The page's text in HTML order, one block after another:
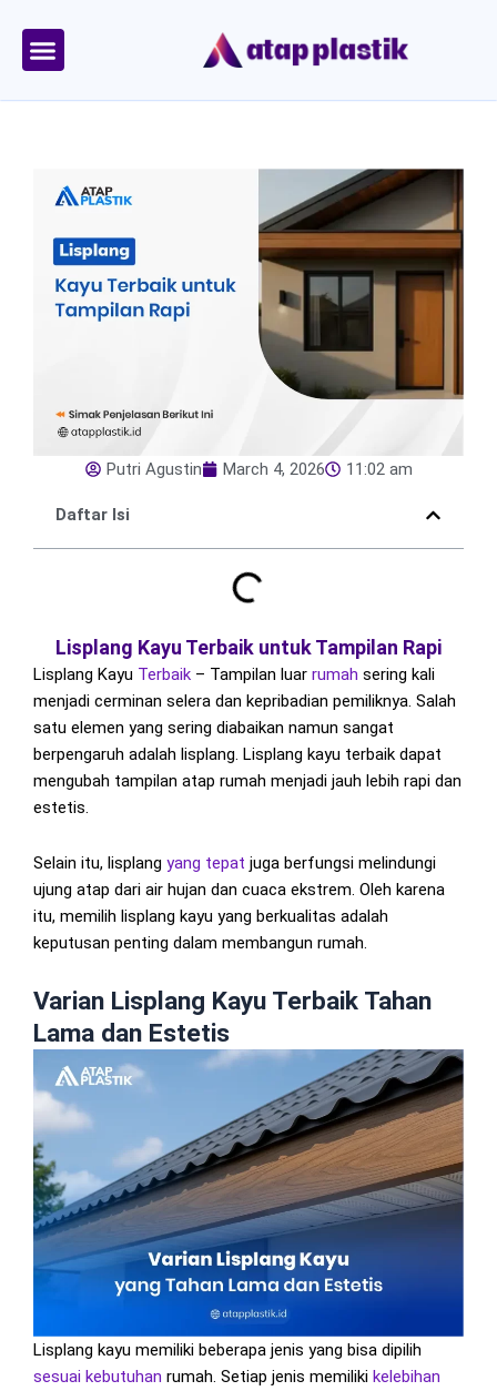
content
Putri Agustin March 4, 2026 11:02 am
Daftar Isi
Lisplang Kayu Terbaik untuk Tampilan Rapi
Lisplang Kayu Terbaik – Tampilan luar rumah sering kali
menjadi cerminan selera dan kepribadian pemiliknya. Salah
satu elemen yang sering diabaikan namun sangat
berpengaruh adalah lisplang. Lisplang kayu terbaik dapat
mengubah tampilan atap rumah menjadi jauh lebih rapi dan
estetis.
Selain itu, lisplang yang tepat juga berfungsi melindungi
ujung atap dari air hujan dan cuaca ekstrem. Oleh karena
itu, memilih lisplang kayu yang berkualitas adalah
keputusan penting dalam membangun rumah.
Varian Lisplang Kayu Terbaik Tahan
Lama dan Estetis
Lisplang kayu memiliki beberapa jenis yang bisa dipilih
sesuai kebutuhan rumah. Setiap jenis memiliki kelebihan